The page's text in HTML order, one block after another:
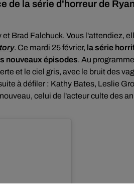
de la série d'horreur de
et Brad Falchuck. Vous l'attendiez,
. Ce mardi 25 février, la série
nouveaux épisodes. Au
et le ciel gris, avec le bruit des
à défiler : Kathy Bates, Leslie
celui de l'acteur culte des